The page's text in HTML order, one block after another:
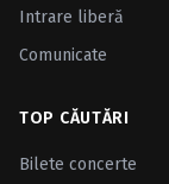
Intrare liberă
Comunicate
TOP CĂUTĂRI
Bilete concerte